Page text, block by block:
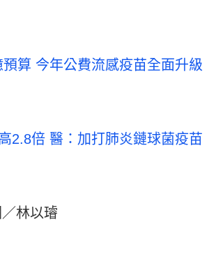
算 今年公費流感疫苗全面升級
2.8倍 醫：加打肺炎鏈球菌疫苗
林以璿